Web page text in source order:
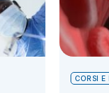
CORSI